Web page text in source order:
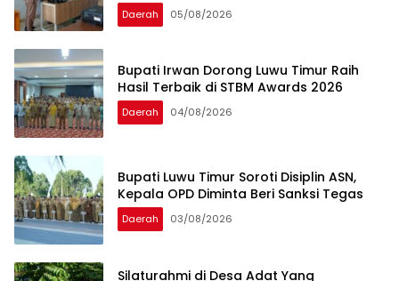
Daerah 05/08/2026
Bupati Irwan Dorong Luwu Timur Raih
Hasil Terbaik di STBM Awards 2026
Daerah 04/08/2026
Bupati Luwu Timur Soroti Disiplin ASN,
Kepala OPD Diminta Beri Sanksi Tegas ‎ ‎
Daerah 03/08/2026
Silaturahmi di Desa Adat Yang